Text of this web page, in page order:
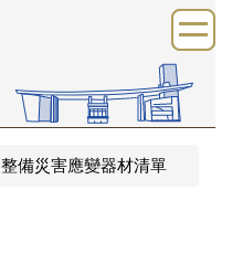
整備災害應變器材清單